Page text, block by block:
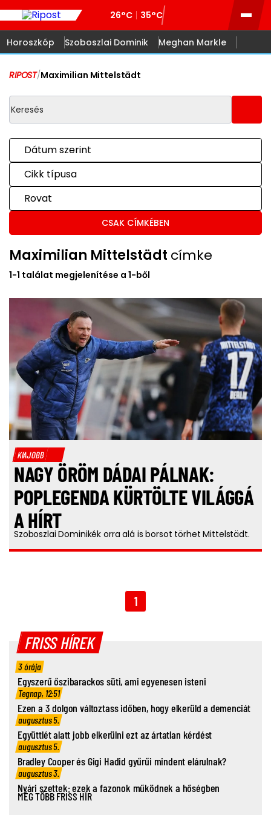
26°C 35°C
Horoszkóp Szoboszlai Dominik Meghan Markle
RIPOST/Maximilian Mittelstädt
Dátum szerint
Cikk típusa
Rovat
CSAK CÍMKÉBEN
Maximilian Mittelstädt címke
1-1 találat megjelenítése a 1-ből
KIAJOBB
NAGY ÖRÖM DÁDAI PÁLNAK:
POPLEGENDA KÜRTÖLTE VILÁGGÁ
A HÍRT
Szoboszlai Dominikék orra alá is borsot törhet Mittelstädt.
1
FRISS HÍREK
3 órája
Egyszerű őszibarackos süti, ami egyenesen isteni
Tegnap, 12:51
Ezen a 3 dolgon változtass időben, hogy elkerüld a demenciát
augusztus 5.
Együttlét alatt jobb elkerülni ezt az ártatlan kérdést
augusztus 5.
Bradley Cooper és Gigi Hadid gyűrűi mindent elárulnak?
augusztus 3.
Nyári szettek: ezek a fazonok működnek a hőségben
MÉG TÖBB FRISS HÍR